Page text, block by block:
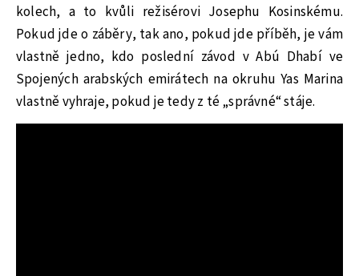
kolech, a to kvůli režisérovi Josephu Kosinskému.
Pokud jde o záběry, tak ano, pokud jde příběh, je vám
vlastně jedno, kdo poslední závod v Abú Dhabí ve
Spojených arabských emirátech na okruhu Yas Marina
vlastně vyhraje, pokud je tedy z té „správné“ stáje.